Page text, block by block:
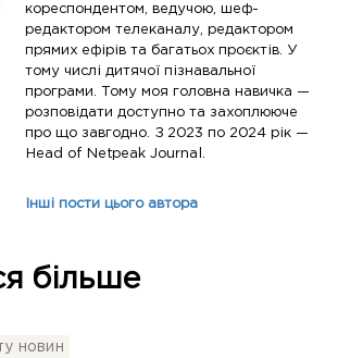
кореспондентом, ведучою, шеф-
редактором телеканалу, редактором
прямих ефірів та багатьох проєктів. У
тому числі дитячої пізнавальної
програми. Тому моя головна навичка —
розповідати доступно та захоплююче
про що завгодно. З 2023 по 2024 рік —
Head of Netpeak Journal.
Інші пости цього автора
більше
новин